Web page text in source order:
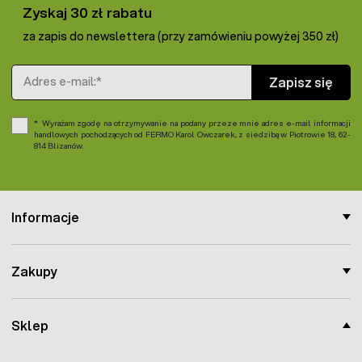
Sklep
Informacje
Zakupy
Zyskaj 30 zł rabatu
za zapis do newslettera (przy zamówieniu powyżej 350 zł)
Adres e-mail
Zapisz się
Wyrażam zgodę na otrzymywanie na podany przeze mnie adres e-mail informacji
handlowych pochodzących od FERMO Karol Owczarek, z siedzibą w Piotrowie 18, 62-
814 Blizanów.